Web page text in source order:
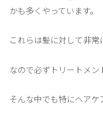
かも多くやっています。
これらは髪に対して非常
なので必ずトリートメン
そんな中でも特にヘアケ